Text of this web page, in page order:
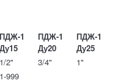
ПДЖ-1
Ду15
ПДЖ-1
Ду20
ПДЖ-1
Ду25
1/2" 3/4"
1"
1-999